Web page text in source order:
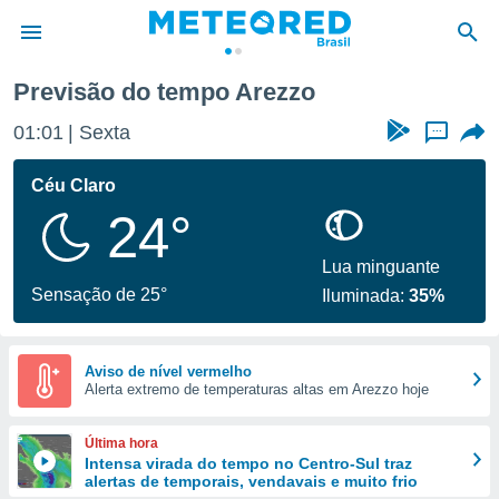
da
fornecidas
a este
das
e
forma
digital
Previsão do tempo Arezzo
01:01 Sexta ...
Céu Claro
24°
Sensação de 25°
Lua minguante
Iluminada:35%
Aviso de nível vermelho
Alerta extremo de temperaturas altas em Arezzo hoje
Última hora
Intensa virada do tempo no Centro-Sul traz
alertas de temporais, vendavais e muito frio